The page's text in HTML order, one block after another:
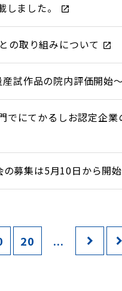
ました。
の取り組みについて
試作品の院内評価開始
にてかるしお認定企
募集は5月10日から開
20 ...